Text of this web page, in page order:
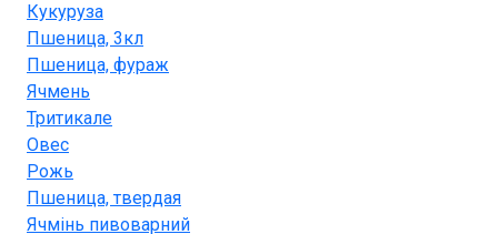
Кукуруза
Пшеница, 3кл
Пшеница, фураж
Ячмень
Тритикале
Овес
Рожь
Пшеница, твердая
Ячмінь пивоварний